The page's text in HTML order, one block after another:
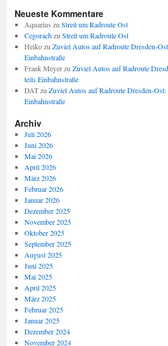
Neueste Kommentare
Aquarius zu Streit um Radroute Ost
Cegorachzu Streit um Radroute Ost
Heikozu Zuviel Autos auf Radroute Dresden-
Einbahnstraße
Frank Meyerzu Zuviel Autos auf Radroute
teils Einbahnstraße
DATzu Zuviel Autos auf Radroute Dresden-
Einbahnstraße
Archiv
Juli 2026
Juni 2026
Mai 2026
April 2026
März 2026
Februar 2026
Januar 2026
Dezember 2025
November 2025
Oktober 2025
September 2025
August 2025
Juni 2025
Mai 2025
April 2025
März 2025
Februar 2025
Januar 2025
Dezember 2024
November 2024